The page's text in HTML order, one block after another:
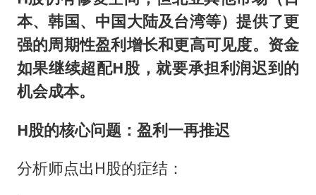
本、韩国、中国大陆及台湾等）提供了更
强的周期性盈利增长和更高可见度。资金
如果继续超配H股，就要承担利润迟到的
机会成本。
H股的核心问题：盈利一再推迟
分析师点出H股的症结：